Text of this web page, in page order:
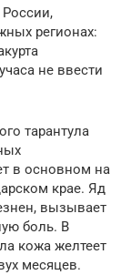
регионах:
не ввести
тарантула
в основном на
крае. Яд
вызывает
боль. В
кожа желтеет
месяцев.